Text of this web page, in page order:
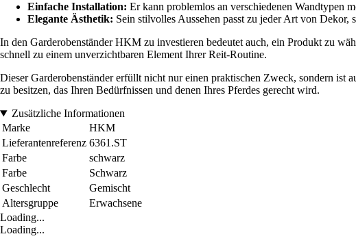
Einfache Installation: Er kann problemlos an verschiedenen Wandtypen
Elegante Ästhetik: Sein stilvolles Aussehen passt zu jeder Art von Dekor,
In den Garderobenständer HKM zu investieren bedeutet auch, ein Produkt zu
schnell zu einem unverzichtbaren Element Ihrer Reit-Routine.
Dieser Garderobenständer erfüllt nicht nur einen praktischen Zweck, sondern
zu besitzen, das Ihren Bedürfnissen und denen Ihres Pferdes gerecht wird.
Zusätzliche Informationen
Marke
HKM
Lieferantenreferenz 6361.ST
Farbe
schwarz
Farbe
Schwarz
Geschlecht
Gemischt
Altersgruppe
Erwachsene
Loading...
Loading...